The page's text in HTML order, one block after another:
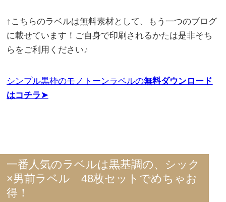
↑こちらのラベルは無料素材として、もう一つのブログ
に載せています！ご自身で印刷されるかたは是非そち
らをご利用ください♪
シンプル黒枠のモノトーンラベルの無料ダウンロード
はコチラ➤
一番人気のラベルは黒基調の、シック
×男前ラベル 48枚セットでめちゃお
得！